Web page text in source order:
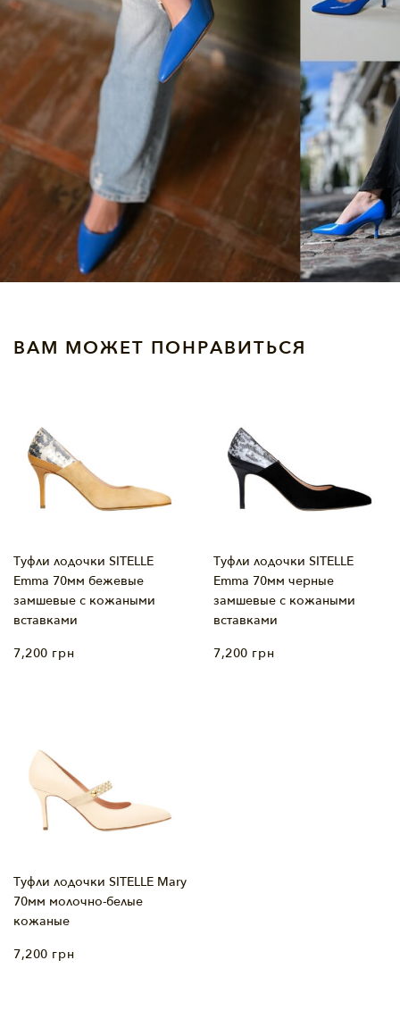
ВАМ МОЖЕТ ПОНРАВИТЬСЯ
Туфли лодочки SITELLE
Emma 70мм бежевые
замшевые с кожаными
вставками
7,200 грн
Туфли лодочки SITELLE
Emma 70мм черные
замшевые с кожаными
вставками
7,200 грн
Туфли лодочки SITELLE Mary
70мм молочно-белые
кожаные
7,200 грн